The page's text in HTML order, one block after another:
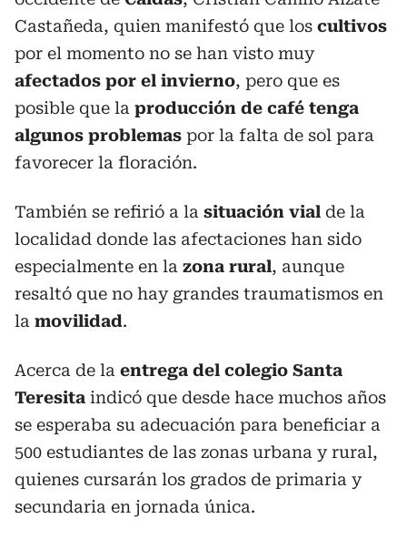
Castañeda, quien manifestó que los cultivos
por el momento no se han visto muy
afectados por el invierno, pero que es
posible que la producción de café tenga
algunos problemas por la falta de sol para
favorecer la floración.
También se refirió a la situación vial de la
localidad donde las afectaciones han sido
especialmente en la zona rural, aunque
resaltó que no hay grandes traumatismos en
la movilidad.
Acerca de la entrega del colegio Santa
Teresita indicó que desde hace muchos años
se esperaba su adecuación para beneficiar a
500 estudiantes de las zonas urbana y rural,
quienes cursarán los grados de primaria y
secundaria en jornada única.